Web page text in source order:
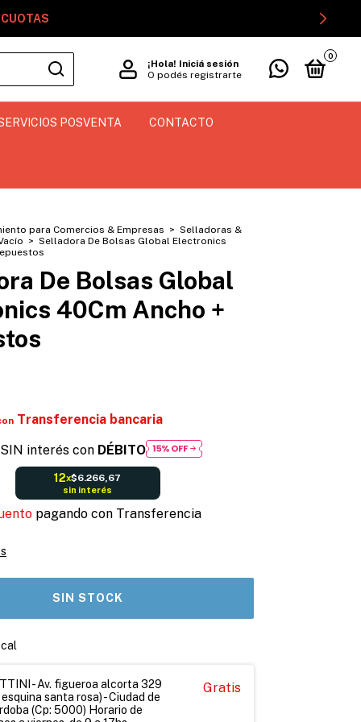
¡Hola! Iniciá sesión
O podés registrarte
0
POSVENTA CONTACTO
para Comercios & Empresas > Selladoras &
> Selladora De Bolsas Global Electronics
De Bolsas Global
40Cm Ancho +
Transferencia bancaria
interés con DÉBITO
12x$6.266,67
sin interés
pagando con Transferencia
- Av. figueroa alcorta 329
santa rosa) - Ciudad de
(Cp: 5000) Horario de
Gratis